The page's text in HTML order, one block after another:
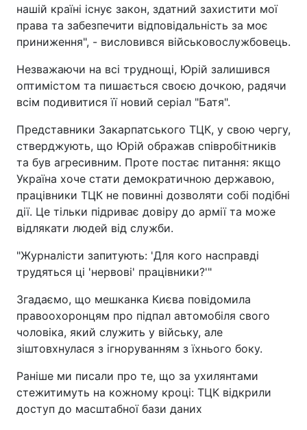
нашій країні існує закон, здатний захистити мої
права та забезпечити відповідальність за моє
приниження", - висловився військовослужбовець.
Незважаючи на всі труднощі, Юрій залишився
оптимістом та пишається своєю дочкою, радячи
всім подивитися її новий серіал "Батя".
Представники Закарпатського ТЦК, у свою чергу,
стверджують, що Юрій ображав співробітників
та був агресивним. Проте постає питання: якщо
Україна хоче стати демократичною державою,
працівники ТЦК не повинні дозволяти собі подібні
дії. Це тільки підриває довіру до армії та може
відлякати людей від служби.
"Журналісти запитують: 'Для кого насправді
трудяться ці 'нервові' працівники?'"
Згадаємо, що мешканка Києва повідомила
правоохоронцям про підпал автомобіля свого
чоловіка, який служить у війську, але
зіштовхнулася з ігноруванням з їхнього боку.
Раніше ми писали про те, що за ухилянтами
стежитимуть на кожному кроці: ТЦК відкрили
доступ до масштабної бази даних